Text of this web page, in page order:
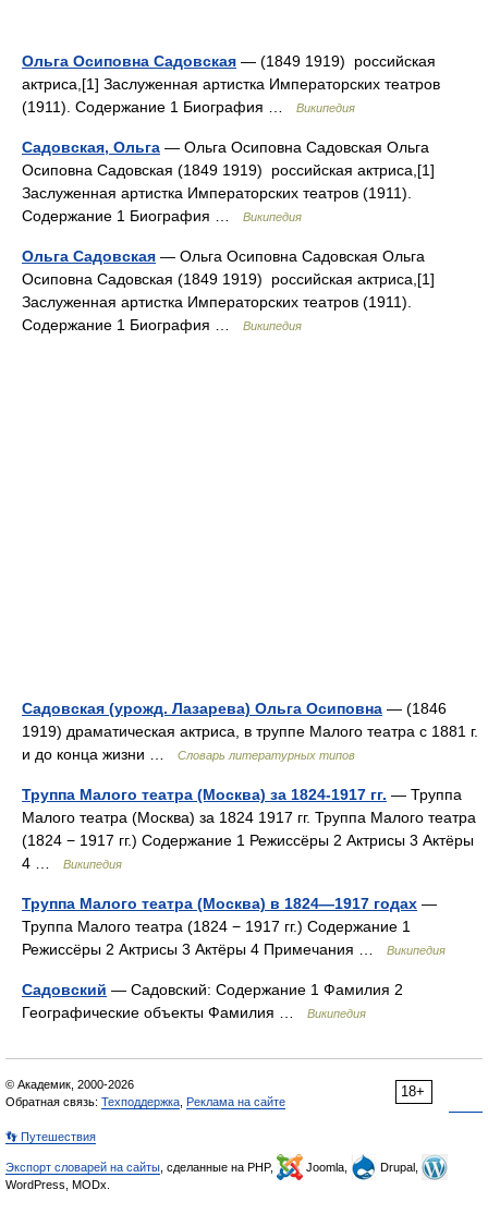
Ольга Осиповна Садовская — (1849 1919) российская
актриса,[1] Заслуженная артистка Императорских театров
(1911). Содержание 1 Биография …
Википедия
Садовская, Ольга — Ольга Осиповна Садовская Ольга
Осиповна Садовская (1849 1919) российская актриса,[1]
Заслуженная артистка Императорских театров (1911).
Содержание 1 Биография …
Википедия
Ольга Садовская — Ольга Осиповна Садовская Ольга
Осиповна Садовская (1849 1919) российская актриса,[1]
Заслуженная артистка Императорских театров (1911).
Содержание 1 Биография …
Википедия
Садовская (урожд. Лазарева) Ольга Осиповна — (1846
1919) драматическая актриса, в труппе Малого театра с 1881 г.
и до конца жизни …
Словарь литературных типов
Труппа Малого театра (Москва) за 1824-1917 гг. — Труппа
Малого театра (Москва) за 1824 1917 гг. Труппа Малого театра
(1824 − 1917 гг.) Содержание 1 Режиссёры 2 Актрисы 3 Актёры
4 …
Википедия
Труппа Малого театра (Москва) в 1824—1917 годах —
Труппа Малого театра (1824 − 1917 гг.) Содержание 1
Режиссёры 2 Актрисы 3 Актёры 4 Примечания …
Википедия
Садовский — Садовский: Содержание 1 Фамилия 2
Географические объекты Фамилия …
Википедия
18+
© Академик, 2000-2026
Обратная связь: Техподдержка Реклама на сайте
👣 Путешествия
Экспорт словарей на сайты , сделанные на PHP, Joomla,
Drupal,
WordPress, MODx.